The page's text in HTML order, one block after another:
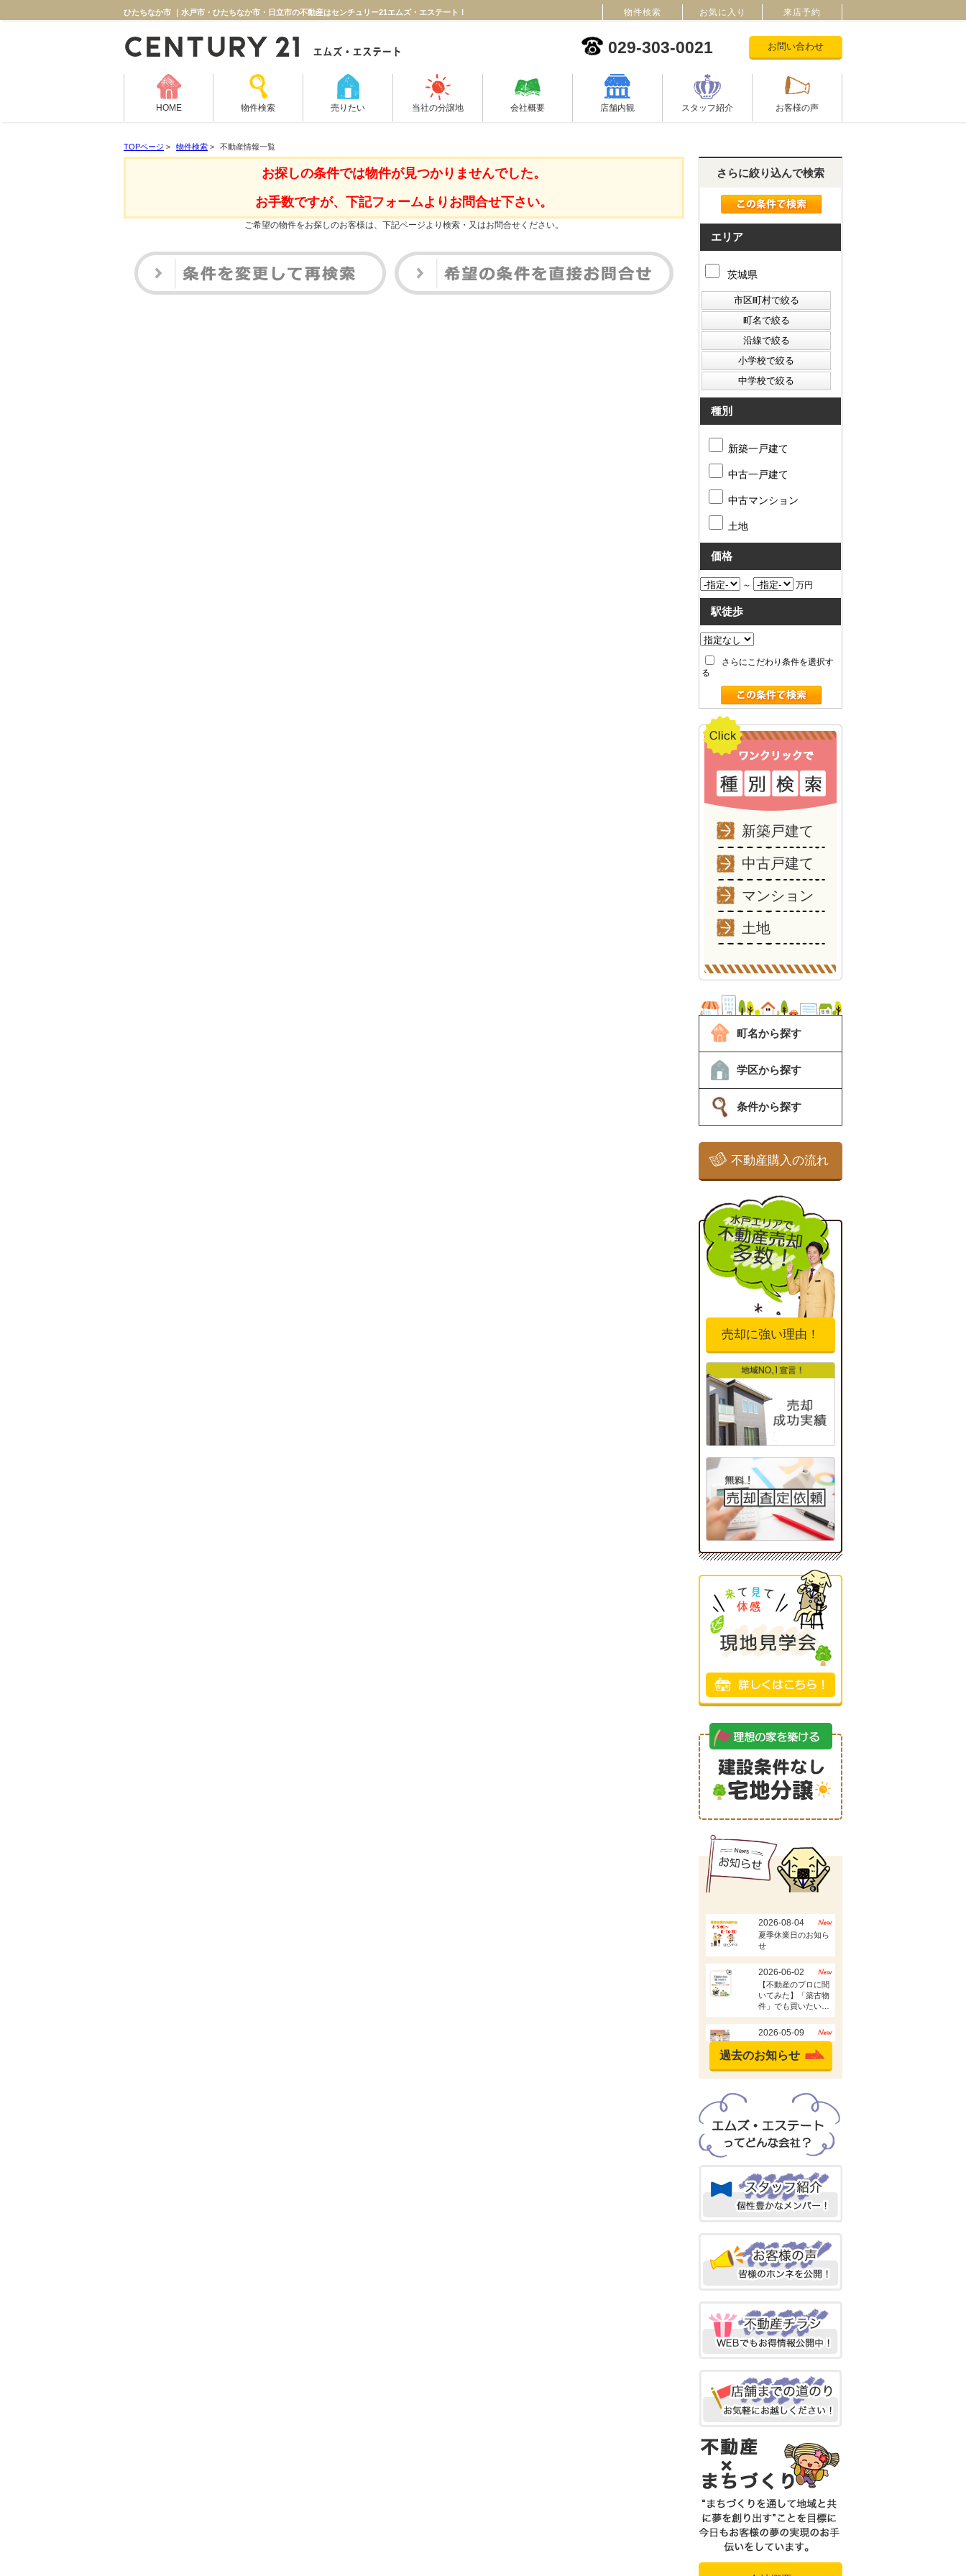
ひたちなか市 ｜水戸市・ひたちなか市・日立市の不動産はセンチュリー21エムズ・エステート！
029-303-0021 お問い合わせ
HOME 物件検索 売りたい 当社の分譲地 会社概要 店舗内観 スタッフ紹介 お客様の声
TOPページ > 物件検索 > 不動産情報一覧
お探しの条件では物件が見つかりませんでした。
お手数ですが、下記フォームよりお問合せ下さい。
ご希望の物件をお探しのお客様は、下記ページより検索・又はお問合せください。
さらに絞り込んで検索
エリア
茨城県
種別
新築一戸建て
中古一戸建て
中古マンション
土地
価格
～ 万円
駅徒歩
さらにこだわり条件を選択す
る
新築戸建て
中古戸建て
マンション
土地
町名から探す
学区から探す
条件から探す
不動産購入の流れ
売却に強い理由！
過去のお知らせ
物件検索 お気に入り 来店予約